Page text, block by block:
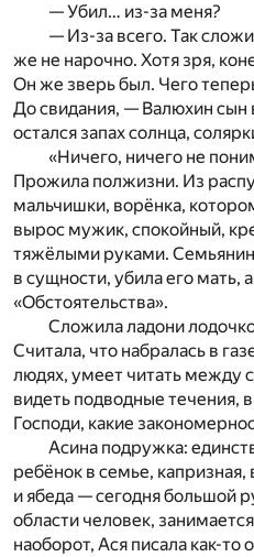
— Убил… из-за меня?
— Из-за всего. Так
же не нарочно. Хотя зря,
Он же зверь был. Чего
До свидания, — Валюхин сын
остался запах солнца,
«Ничего, ничего не
Прожила полжизни. Из
мальчишки, ворёнка,
вырос мужик, спокойный,
тяжёлыми руками.
в сущности, убила его мать,
«Обстоятельства».
Сложила ладони
Считала, что набралась в
людях, умеет читать между
видеть подводные течения,
Господи, какие
Асина подружка:
ребёнок в семье, капризная,
и ябеда — сегодня большой
области человек,
наоборот, Ася писала как-то